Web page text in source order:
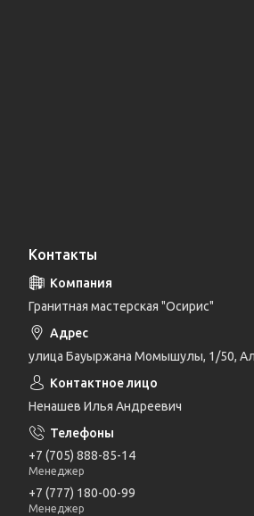
Контакты
Гранитная мастерская "Осирис"
улица Бауыржана Момышулы, 1/50,
Ненашев Илья Андреевич
+7 (705) 888-85-14
Менеджер
+7 (777) 180-00-99
Менеджер